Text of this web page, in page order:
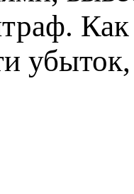
Как